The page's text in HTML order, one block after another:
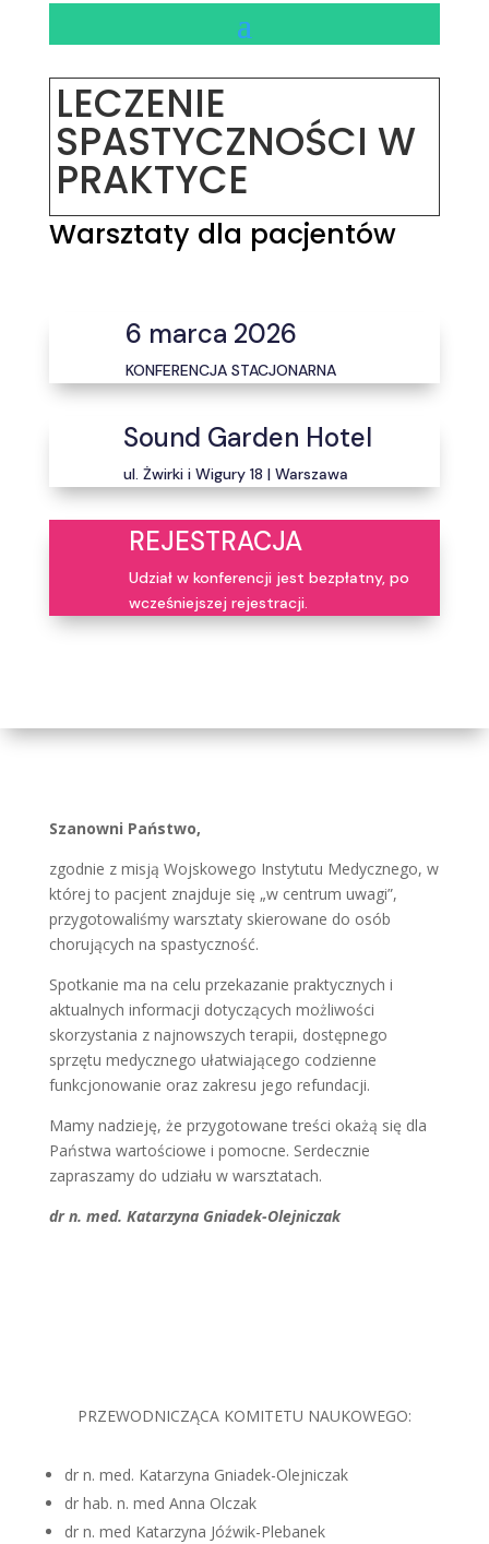
LECZENIE
SPASTYCZNOŚCI W
PRAKTYCE
Warsztaty dla pacjentów
6 marca 2026
KONFERENCJA STACJONARNA
Sound Garden Hotel
ul. Żwirki i Wigury 18 | Warszawa
REJESTRACJA
Udział w konferencji jest bezpłatny, po
wcześniejszej rejestracji.
Szanowni Państwo,
zgodnie z misją Wojskowego Instytutu Medycznego, w
której to pacjent znajduje się „w centrum uwagi”,
przygotowaliśmy warsztaty skierowane do osób
chorujących na spastyczność.
Spotkanie ma na celu przekazanie praktycznych i
aktualnych informacji dotyczących możliwości
skorzystania z najnowszych terapii, dostępnego
sprzętu medycznego ułatwiającego codzienne
funkcjonowanie oraz zakresu jego refundacji.
Mamy nadzieję, że przygotowane treści okażą się dla
Państwa wartościowe i pomocne. Serdecznie
zapraszamy do udziału w warsztatach.
dr n. med. Katarzyna Gniadek-Olejniczak
PRZEWODNICZĄCA KOMITETU NAUKOWEGO:
dr n. med. Katarzyna Gniadek-Olejniczak
dr hab. n. med Anna Olczak
dr n. med Katarzyna Jóźwik-Plebanek